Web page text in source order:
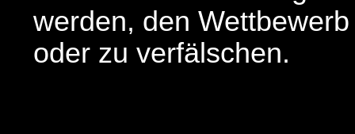
werden, den
oder zu verfälschen.